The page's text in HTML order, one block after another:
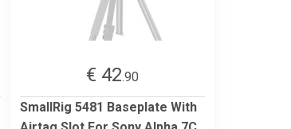
€ 42.90
SmallRig 5481 Baseplate With